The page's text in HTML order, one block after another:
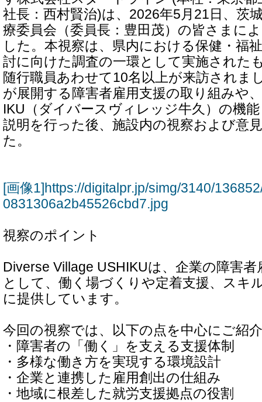
社長：西村賢治)は、2026年5月21日、茨
療委員会（委員長：豊田茂）の皆さまに
した。本視察は、県内における保健・福
討に向けた調査の一環として実施された
随行職員あわせて10名以上が来訪されま
が展開する障害者雇用支援の取り組みや
IKU（ダイバースヴィレッジ牛久）の機
説明を行った後、施設内の視察および意
た。
[画像1]https://digitalpr.jp/simg/3140/
0831306a2b45526cbd7.jpg
視察のポイント
Diverse Village USHIKUは、企業の障害
として、働く場づくりや定着支援、スキ
に提供しています。
今回の視察では、以下の点を中心にご紹
・障害者の「働く」を支える支援体制
・多様な働き方を実現する環境設計
・企業と連携した雇用創出の仕組み
・地域に根差した就労支援拠点の役割